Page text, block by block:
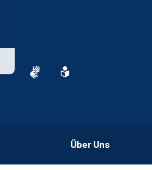
Über Uns